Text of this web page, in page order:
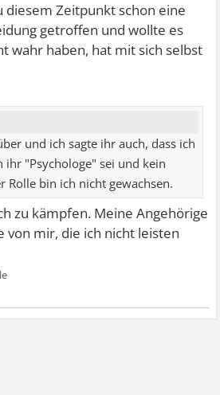
diesem Zeitpunkt schon eine
getroffen und wollte es
wahr haben, hat mit sich selbst
und ich sagte ihr auch, dass ich
ihr "Psychologe" sei und kein
Rolle bin ich nicht gewachsen.
zu kämpfen. Meine Angehörige
mir, die ich nicht leisten